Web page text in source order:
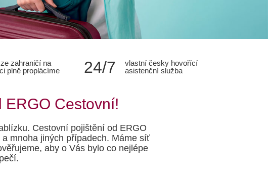
zahraničí na
plně proplácíme
24/7
vlastní česky hovořící
asistenční služba
Cestovní!
Cestovní pojištění od ERGO
mnoha jiných případech. Máme síť
aby o Vás bylo co nejlépe